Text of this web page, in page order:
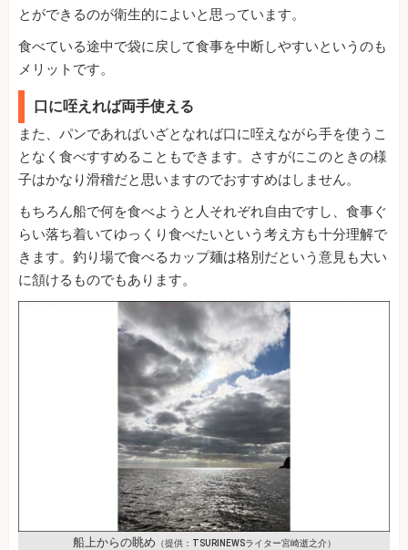
とができるのが衛生的によいと思っています。
食べている途中で袋に戻して食事を中断しやすいというのも
メリットです。
口に咥えれば両手使える
また、パンであればいざとなれば口に咥えながら手を使うこ
となく食べすすめることもできます。さすがにこのときの様
子はかなり滑稽だと思いますのでおすすめはしません。
もちろん船で何を食べようと人それぞれ自由ですし、食事ぐ
らい落ち着いてゆっくり食べたいという考え方も十分理解で
きます。釣り場で食べるカップ麺は格別だという意見も大い
に頷けるものでもあります。
船上からの眺め （提供：TSURINEWSライター宮崎逝之介）